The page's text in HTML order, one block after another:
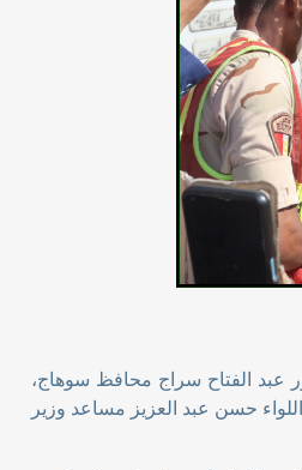
قام اللواء دكتور عبد الفتاح سراج محافظ سوهاج،
حسن عبد العزيز مساعد وزير